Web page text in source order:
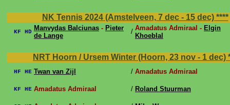
NK Tennis 2024 (Amstelveen, 7 dec - 15 dec) ****
KF HD Manvydas Balciunas - Pieter
de Lange
/ Amadatus Admiraal - Elgin
Khoeblal
NRT Hoorn / Ursem Winter (Hoorn, 23 nov - 1 dec)
HF HE Twan van Zijl / Amadatus Admiraal
KF HE Amadatus Admiraal / Roland Stuurman